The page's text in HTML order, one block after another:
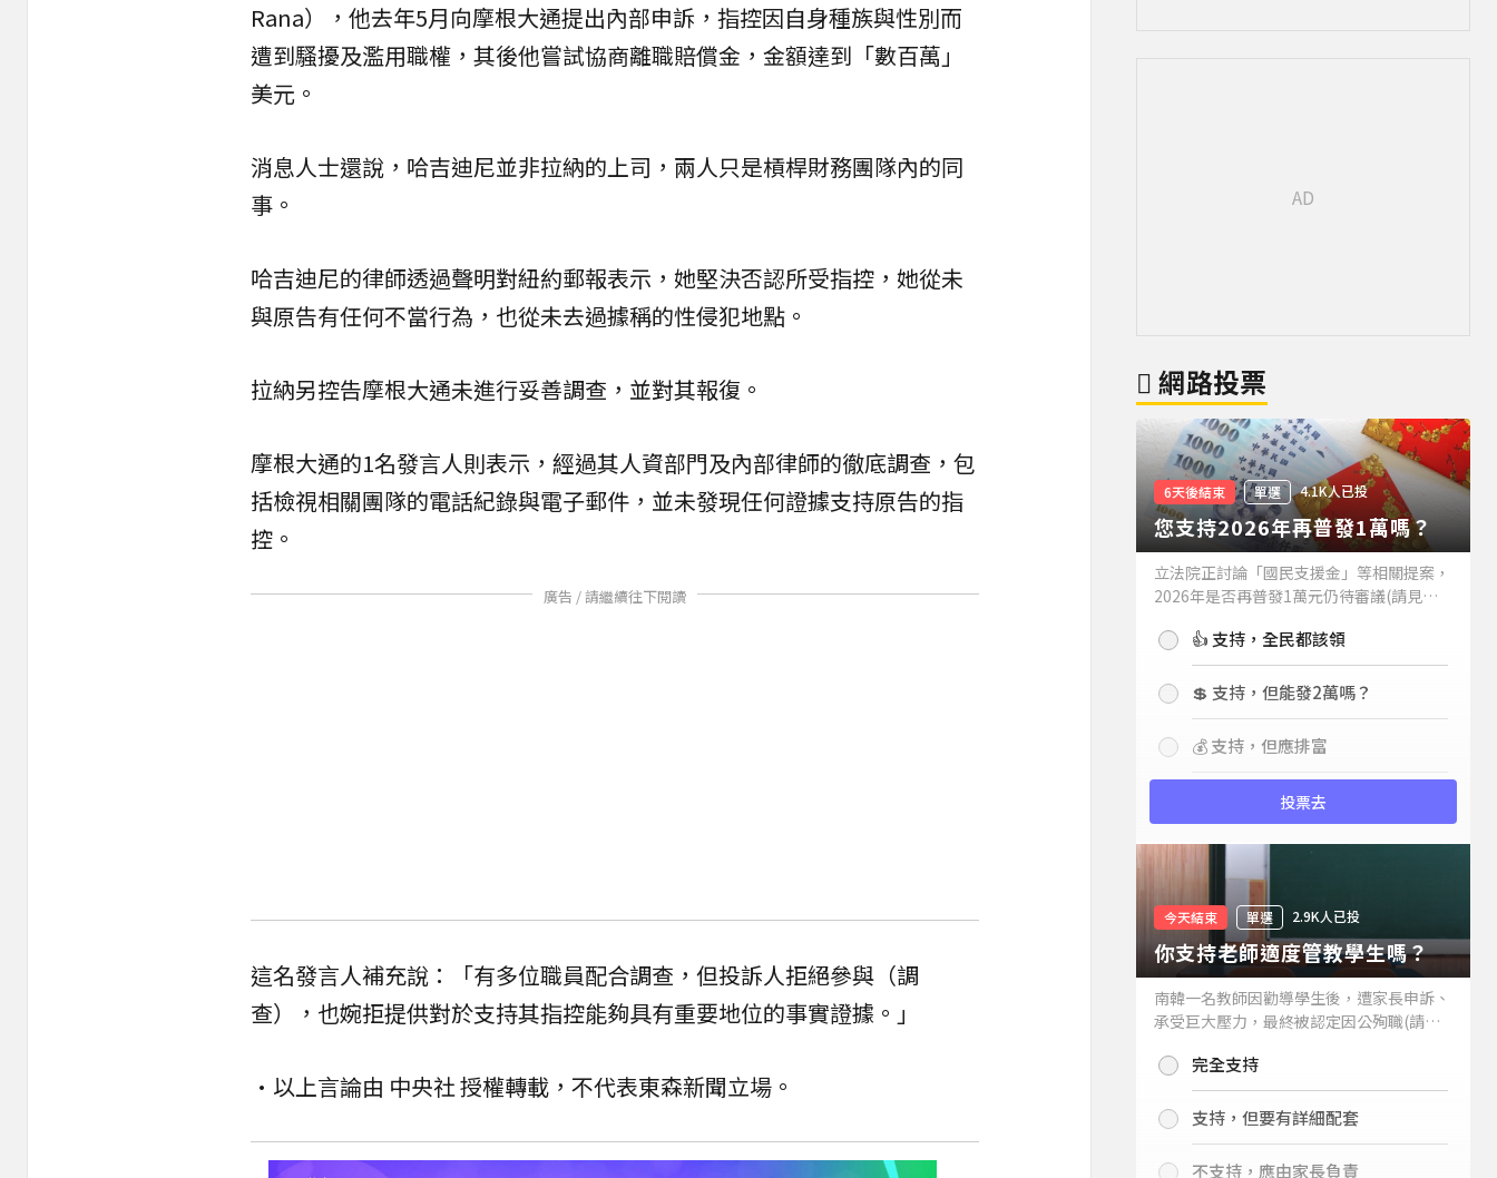
Rana），他去年5月向摩根大通提出內部申訴，指控因自身種族與性別而
遭到騷擾及濫用職權，其後他嘗試協商離職賠償金，金額達到「數百萬」
美元。
消息人士還說，哈吉迪尼並非拉納的上司，兩人只是槓桿財務團隊內的同
事。
哈吉迪尼的律師透過聲明對紐約郵報表示，她堅決否認所受指控，她從未
與原告有任何不當行為，也從未去過據稱的性侵犯地點。
拉納另控告摩根大通未進行妥善調查，並對其報復。
摩根大通的1名發言人則表示，經過其人資部門及內部律師的徹底調查，包
括檢視相關團隊的電話紀錄與電子郵件，並未發現任何證據支持原告的指
控。
廣告 / 請繼續往下閱讀
這名發言人補充說：「有多位職員配合調查，但投訴人拒絕參與（調
查），也婉拒提供對於支持其指控能夠具有重要地位的事實證據。」
•以上言論由 中央社 授權轉載，不代表東森新聞立場。
網路投票
6天後結束 單選 4.1K人已投
您支持2026年再普發1萬嗎？
立法院正討論「國民支援金」等相關提案，
2026年是否再普發1萬元仍待審議(請見下
持嗎？👍 支持，全民都該領
💲 支持，但能發2萬嗎？
💰 支持，但應排富
投票去
今天結束 單選 2.9K人已投
你支持老師適度管教學生嗎？
南韓一名教師因勸導學生後，遭家長申訴、
承受巨大壓力，最終被認定因公殉職(請見
你支持老師適度管教學生嗎？
完全支持
支持，但要有詳細配套
不支持，應由家長負責